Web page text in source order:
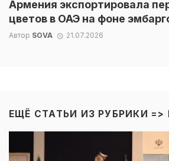
Армения экспортировала
цветов в ОАЭ на фоне
Автор SOVA 21.07.2026
ЕЩЁ СТАТЬИ ИЗ РУБРИКИ =>